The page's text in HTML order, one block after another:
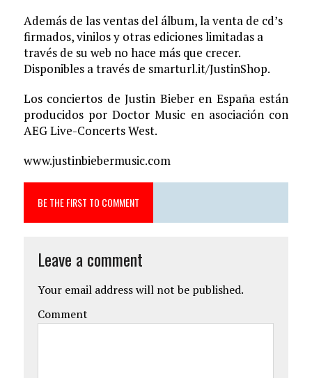
Además de las ventas del álbum, la venta de cd’s
firmados, vinilos y otras ediciones limitadas a
través de su web no hace más que crecer.
Disponibles a través de smarturl.it/JustinShop.
Los conciertos de Justin Bieber en España están
producidos por Doctor Music en asociación con
AEG Live-Concerts West.
www.justinbiebermusic.com
BE THE FIRST TO COMMENT
Leave a comment
Your email address will not be published.
Comment